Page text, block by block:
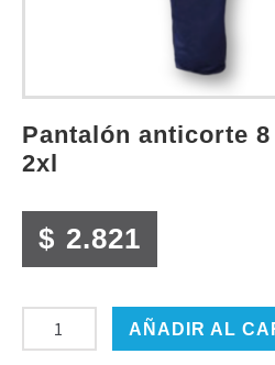
pantalón anticorte 8 capas del s al
2xl
$ 2.821
PANTALÓN
ANTICORTE
AÑADIR AL